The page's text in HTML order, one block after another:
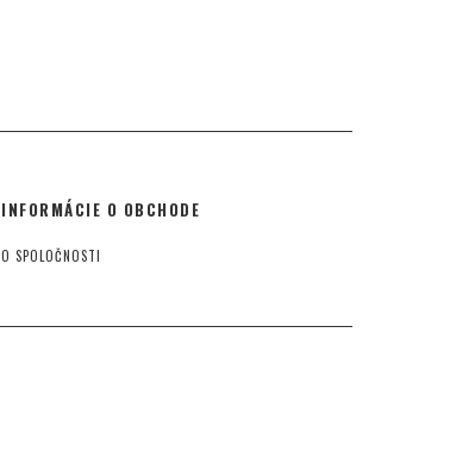
INFORMÁCIE O OBCHODE
O SPOLOČNOSTI